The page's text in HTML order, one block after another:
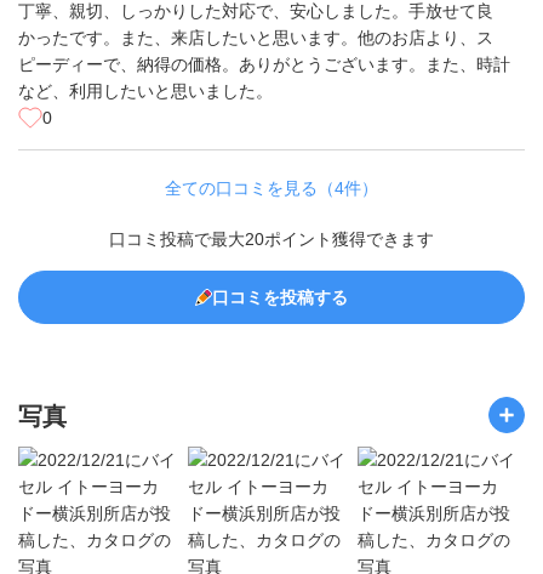
丁寧、親切、しっかりした対応で、安心しました。手放せて良
かったです。また、来店したいと思います。他のお店より、ス
ピーディーで、納得の価格。ありがとうございます。また、時計
など、利用したいと思いました。
0
全ての口コミを見る（4件）
口コミ投稿で最大20ポイント獲得できます
口コミを投稿する
写真